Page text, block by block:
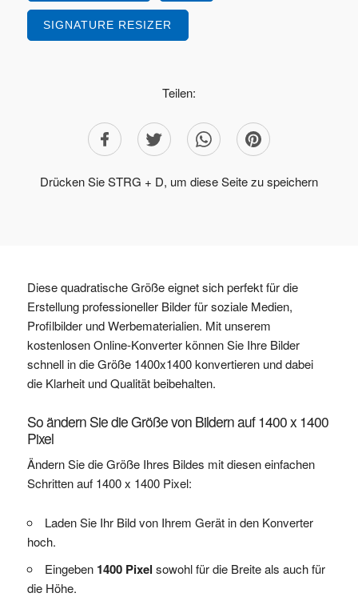
SIGNATURE RESIZER
Teilen:
Drücken Sie STRG + D, um diese Seite zu speichern
Diese quadratische Größe eignet sich perfekt für die
Erstellung professioneller Bilder für soziale Medien,
Profilbilder und Werbematerialien. Mit unserem
kostenlosen Online-Konverter können Sie Ihre Bilder
schnell in die Größe 1400x1400 konvertieren und dabei
die Klarheit und Qualität beibehalten.
So ändern Sie die Größe von Bildern auf 1400 x 1400
Pixel
Ändern Sie die Größe Ihres Bildes mit diesen einfachen
Schritten auf 1400 x 1400 Pixel:
Laden Sie Ihr Bild von Ihrem Gerät in den Konverter
hoch.
Eingeben 1400 Pixel sowohl für die Breite als auch für
die Höhe.